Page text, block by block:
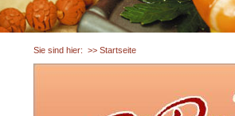
Sie sind hier: >> Startseite